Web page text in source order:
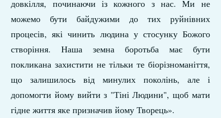
довкілля, починаючи із кожного з нас. Ми не
можемо бути байдужими до тих руйнівних
процесів, які чинить людина у стосунку Божого
створіння. Наша земна боротьба має бути
покликана захистити не тільки те біорізноманіття,
що залишилось від минулих поколінь, але і
допомогти йому вийти з "Тіні Людини", щоб мати
гідне життя яке призначив йому Творець».